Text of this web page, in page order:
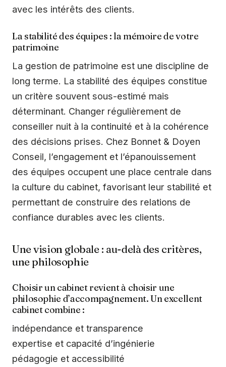
avec les intérêts des clients.
La stabilité des équipes : la mémoire de votre
patrimoine
La gestion de patrimoine est une discipline de
long terme. La stabilité des équipes constitue
un critère souvent sous-estimé mais
déterminant. Changer régulièrement de
conseiller nuit à la continuité et à la cohérence
des décisions prises. Chez Bonnet & Doyen
Conseil, l’engagement et l’épanouissement
des équipes occupent une place centrale dans
la culture du cabinet, favorisant leur stabilité et
permettant de construire des relations de
confiance durables avec les clients.
Une vision globale : au-delà des critères,
une philosophie
Choisir un cabinet revient à choisir une
philosophie d’accompagnement. Un excellent
cabinet combine :
indépendance et transparence
expertise et capacité d’ingénierie
pédagogie et accessibilité